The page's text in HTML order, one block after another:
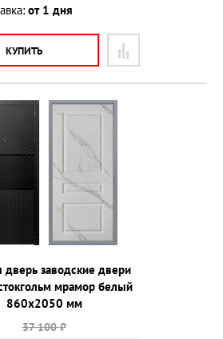
от 1 дня
КУПИТЬ
дверь заводские двери
мрамор белый
860х2050 мм
37 100 ₽